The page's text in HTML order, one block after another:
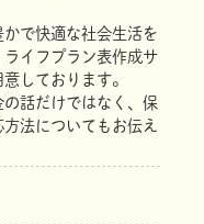
で快適な社会生活を
イフプラン表作成サ
しております。
話だけではなく、保
法についてもお伝え